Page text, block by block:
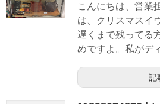
こんにちは、営業
は、クリスマスイ
遅くまで残ってる
めですよ。私がデ
記